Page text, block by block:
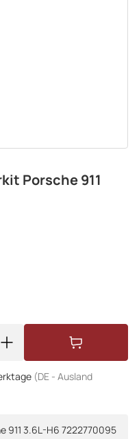
Porsche 911
(DE - Ausland
3.6L-H6 7222770095